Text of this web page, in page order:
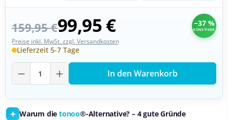
159,95 €99,95 € −37 %
GÜNSTIGER
Preise inkl. MwSt. zzgl. Versandkosten
Lieferzeit 5-7 Tage
Produkt Anzahl: Gib den gewünschten
In den Warenkorb
Warum die tonoo®-Alternative? – 4 gute Gründe